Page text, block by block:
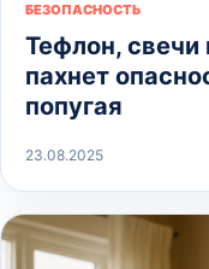
БЕЗОПАСНОСТЬ
Тефлон,
пахнет
попугая
23.08.2025